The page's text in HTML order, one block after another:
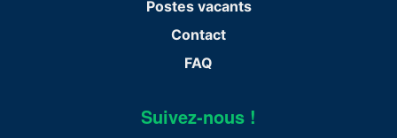
Postes vacants
Contact
FAQ
Suivez-nous !